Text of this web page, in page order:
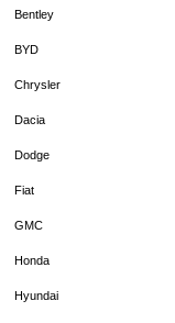
Bentley
BYD
Chrysler
Dacia
Dodge
Fiat
GMC
Honda
Hyundai